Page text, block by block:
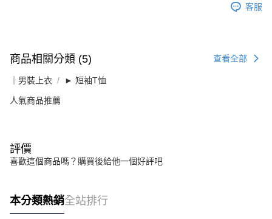
客服
商品相關分類 (5) 查看全部
｜男裝上衣 ► 短袖T恤
人氣商品推薦
評價
喜歡這個商品嗎？購買後給他一個好評吧
本分類熱銷全站排行